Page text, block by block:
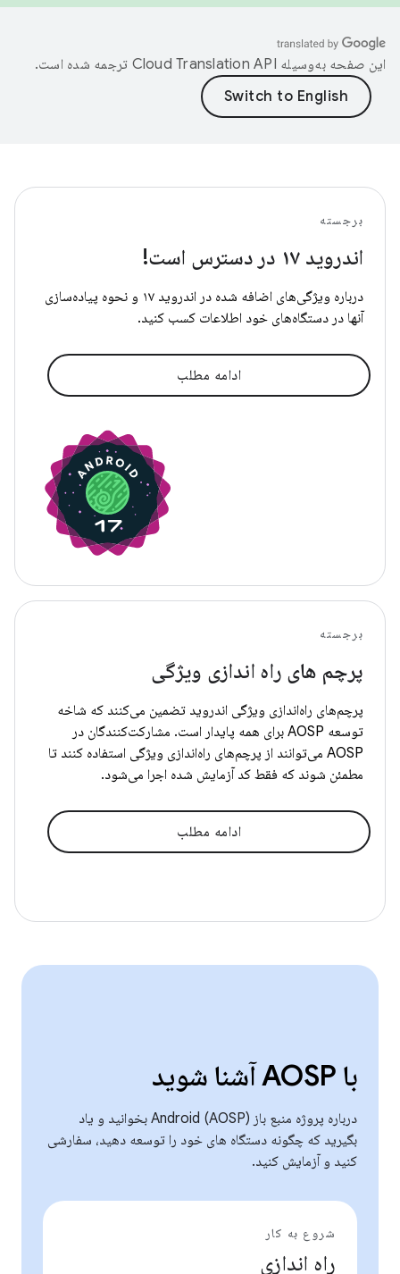
این صفحه به‌وسیله ترجمه شده است.
برجسته
اندروید ۱۷ در دسترس است!
درباره ویژگی‌های اضافه شده در اندروید ۱۷ و نحوه پیاده‌سازی
آنها در دستگاه‌های خود اطلاعات کسب کنید.
ادامه مطلب
برجسته
پرچم های راه اندازی ویژگی
پرچم‌های راه‌اندازی ویژگی اندروید تضمین می‌کنند که شاخه
توسعه AOSP برای همه پایدار است. مشارکت‌کنندگان در
AOSP می‌توانند از پرچم‌های راه‌اندازی ویژگی استفاده کنند تا
مطمئن شوند که فقط کد آزمایش شده اجرا می‌شود.
ادامه مطلب
با AOSP آشنا شوید
درباره پروژه منبع باز Android (AOSP) بخوانید و یاد
بگیرید که چگونه دستگاه های خود را توسعه دهید، سفارشی
کنید و آزمایش کنید.
شروع به کار
راه اندازی